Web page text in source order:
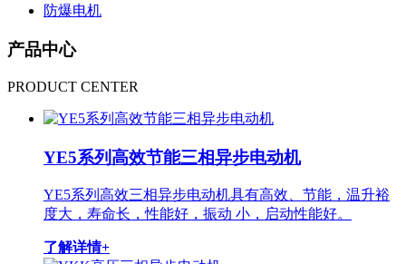
防爆电机
产品中心
PRODUCT CENTER
YE5系列高效节能三相异步电动机
YE5系列高效三相异步电动机具有高效、节能，温升裕
度大，寿命长，性能好，振动 小，启动性能好。
了解详情+